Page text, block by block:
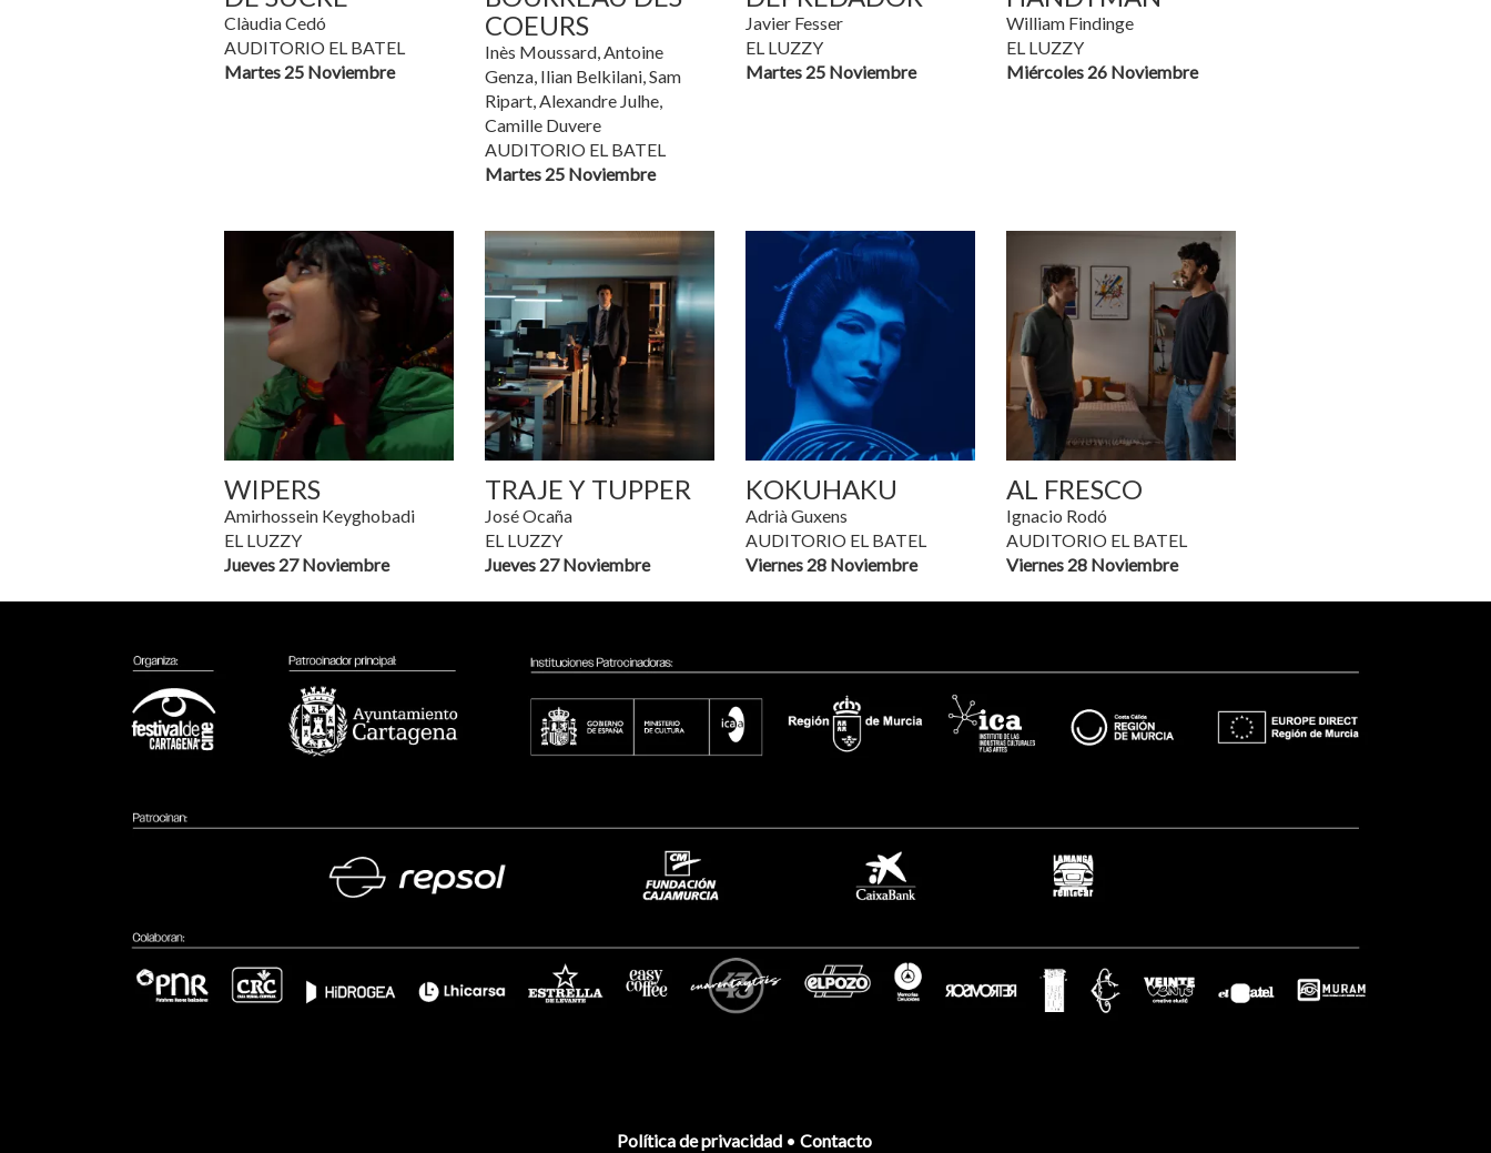
Clàudia Cedó
AUDITORIO EL BATEL
Martes 25 Noviembre
COEURS
Inès Moussard, Antoine
Genza, Ilian Belkilani, Sam
Ripart, Alexandre Julhe,
Camille Duvere
AUDITORIO EL BATEL
Martes 25 Noviembre
Javier Fesser
EL LUZZY
Martes 25 Noviembre
William Findinge
EL LUZZY
Miércoles 26 Noviembre
WIPERS
Amirhossein Keyghobadi
EL LUZZY
Jueves 27 Noviembre
TRAJE Y TUPPER
José Ocaña
EL LUZZY
Jueves 27 Noviembre
KOKUHAKU
Adrià Guxens
AUDITORIO EL BATEL
Viernes 28 Noviembre
AL FRESCO
Ignacio Rodó
AUDITORIO EL BATEL
Viernes 28 Noviembre
Política de privacidad• Contacto